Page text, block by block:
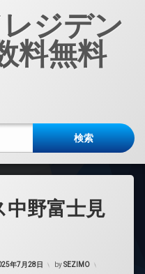
ジデン
料無料
:
野富士見
年7月28日 bySEZIMO